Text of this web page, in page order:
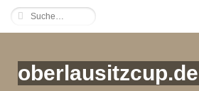
oberlausitzcup.de